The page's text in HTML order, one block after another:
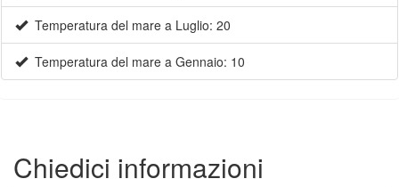
Temperatura del mare a Luglio: 20
Temperatura del mare a Gennaio: 10
Chiedici informazioni